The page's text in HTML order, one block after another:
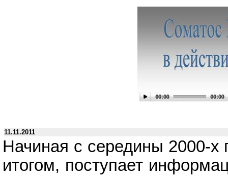
11.11.2011
Начиная с середины 2000-
итогом, поступает